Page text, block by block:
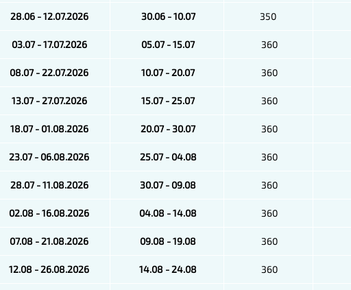
28.06 - 12.07.2026 30.06 - 10.07 350
03.07 - 17.07.2026 05.07 - 15.07 360
08.07 - 22.07.2026 10.07 - 20.07 360
13.07 - 27.07.2026 15.07 - 25.07 360
18.07 - 01.08.2026 20.07 - 30.07 360
23.07 - 06.08.2026 25.07 - 04.08 360
28.07 - 11.08.2026 30.07 - 09.08 360
02.08 - 16.08.2026 04.08 - 14.08 360
07.08 - 21.08.2026 09.08 - 19.08 360
12.08 - 26.08.2026 14.08 - 24.08 360